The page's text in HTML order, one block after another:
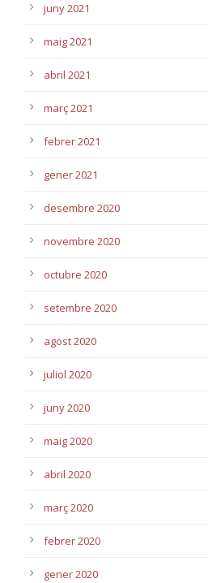
juny 2021
maig 2021
abril 2021
març 2021
febrer 2021
gener 2021
desembre 2020
novembre 2020
octubre 2020
setembre 2020
agost 2020
juliol 2020
juny 2020
maig 2020
abril 2020
març 2020
febrer 2020
gener 2020